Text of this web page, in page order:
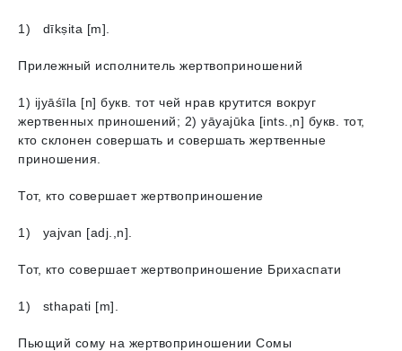
1) dīkṣita [m].
Прилежный исполнитель жертвоприношений
1) ijyāśīlа [n] букв. тот чей нрав крутится вокруг
жертвенных приношений; 2) yāyajūkа [ints.,n] букв. тот,
кто склонен совершать и совершать жертвенные
приношения.
Тот, кто совершает жертвоприношение
1) yajvan [adj.,n].
Тот, кто совершает жертвоприношение Брихаспати
1) sthapati [m].
Пьющий сому на жертвоприношении Сомы